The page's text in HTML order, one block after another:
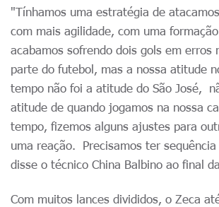
"Tínhamos uma estratégia de
com mais agilidade, com uma
acabamos sofrendo dois gols em erros
parte do futebol, mas a nossa atitude
tempo não foi a atitude do São José,
atitude de quando jogamos na nossa
tempo, fizemos alguns ajustes para
uma reação. Precisamos ter
disse o técnico China Balbino ao final
Com muitos lances divididos, o Zeca